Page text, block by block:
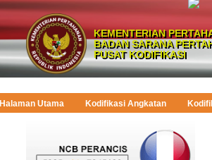
KEMENTERIAN
BADAN SARANA
PUSAT KODIFIKASI
Halaman Utama Kodifikasi Angkatan